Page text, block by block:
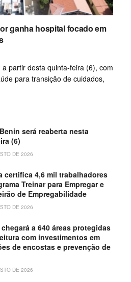
ganha hospital focado em
partir desta quinta-feira (6), com
para transição de cuidados,
será reaberta nesta
(6)
DE 2026
certifica 4,6 mil trabalhadores
Treinar para Empregar e
de Empregabilidade
DE 2026
a 640 áreas protegidas
com investimentos em
de encostas e prevenção de
DE 2026